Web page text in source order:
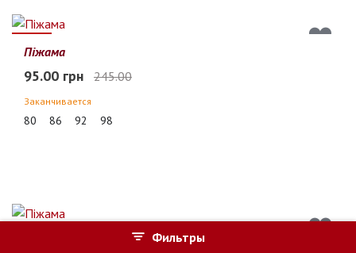
Фильтры
61%
Піжама
95.00 грн 245.00
Заканчивается
80 86 92 98